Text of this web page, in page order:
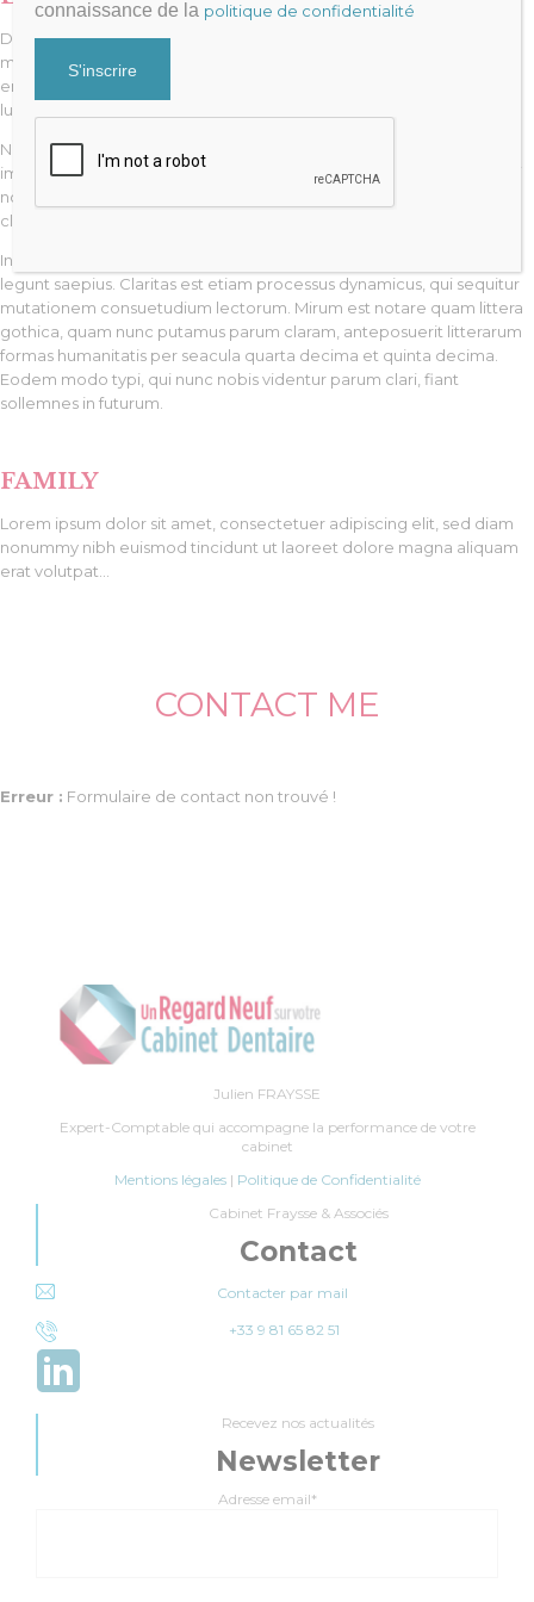
Duis autem vel eum iriure dolor in hendrerit in vulputate velit esse
molestie consequat, vel illum dolore eu feugiat nulla facilisis at vero
eros et accumsan et iusto odio dignissim qui blandit praesent
luptatum zzril delenit augue duis dolore te feugait nulla facilisi.
Nam liber tempor cum soluta nobis eleifend option congue nihil
imperdiet doming id quod mazim placerat facer possim assum. Typi
non habent claritatem insitam; est usus legentis in iis qui facit eorum
claritatem.
Investigationes demonstraverunt lectores legere me lius quod ii
legunt saepius. Claritas est etiam processus dynamicus, qui sequitur
mutationem consuetudium lectorum. Mirum est notare quam littera
gothica, quam nunc putamus parum claram, anteposuerit litterarum
formas humanitatis per seacula quarta decima et quinta decima.
Eodem modo typi, qui nunc nobis videntur parum clari, fiant
sollemnes in futurum.
FAMILY
Lorem ipsum dolor sit amet, consectetuer adipiscing elit, sed diam
nonummy nibh euismod tincidunt ut laoreet dolore magna aliquam
erat volutpat…
CONTACT ME
Erreur : Formulaire de contact non trouvé !
Julien FRAYSSE
Expert-Comptable qui accompagne la performance de votre
cabinet
Mentions légales| Politique de Confidentialité
Cabinet Fraysse & Associés
Contact
Contacter par mail
+33 9 81 65 82 51
Recevez nos actualités
Newsletter
Adresse email*
connaissance de la politique de confidentialité